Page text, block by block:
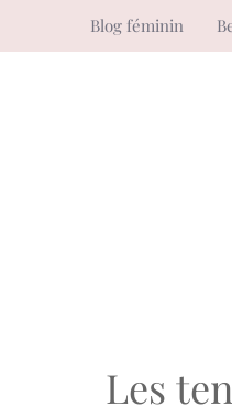
au
Blog féminin
Les